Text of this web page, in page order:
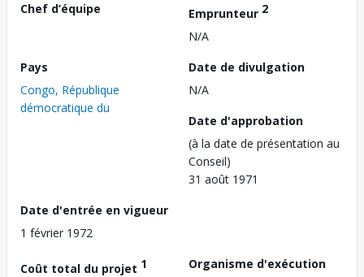
Chef d’équipe
Emprunteur 2
N/A
Pays
Congo, République
démocratique du
Date de divulgation
N/A
Date d'approbation
(à la date de présentation au
Conseil)
31 août 1971
Date d'entrée en vigueur
1 février 1972
Coût total du projet 1
Organisme d'exécution